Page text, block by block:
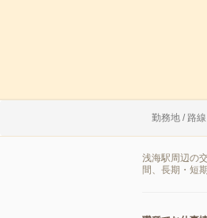
勤務地 / 路
浅海駅周辺の
間、長期・短